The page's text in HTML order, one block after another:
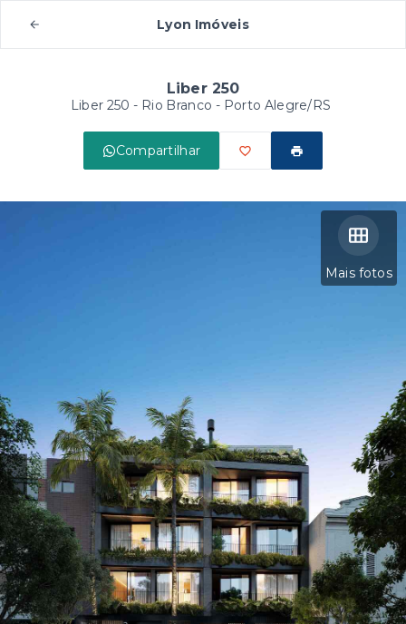
Lyon Imóveis
Liber 250
Liber 250 - Rio Branco - Porto Alegre/RS
Compartilhar
Mais fotos